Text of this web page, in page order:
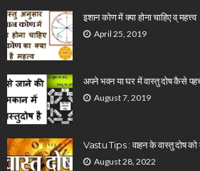
इशान कोण में क्या होना चाहिए व् महत्त्व
April 25, 2019
अपने भवन या घर में वास्तु दोष कैसे
August 7, 2019
Vastu Tips : वाहन के वास्तु दोष
August 28, 2022